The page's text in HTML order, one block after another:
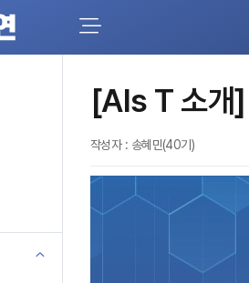
[AIs T 소개
작성자 : 송혜민(40기)